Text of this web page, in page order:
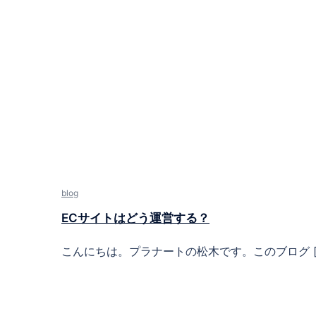
blog
ECサイトはどう運営する？
こんにちは。プラナートの松木です。このブロ